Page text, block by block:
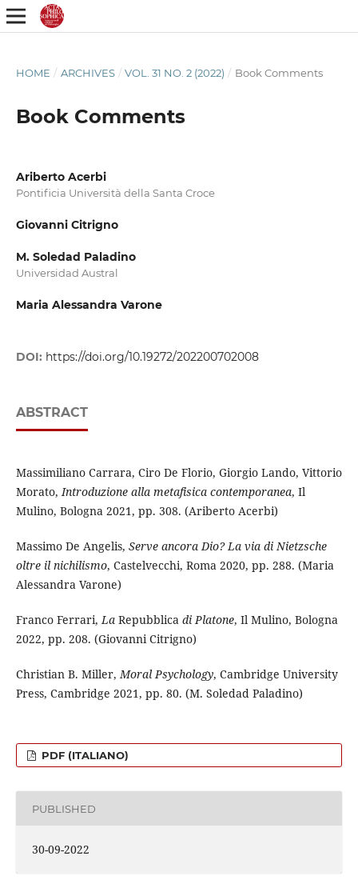
HOME / ARCHIVES / VOL. 31 NO. 2 (2022) / Book Comments
Book Comments
Ariberto Acerbi
Pontificia Università della Santa Croce
Giovanni Citrigno
M. Soledad Paladino
Universidad Austral
Maria Alessandra Varone
DOI: https://doi.org/10.19272/202200702008
ABSTRACT
Massimiliano Carrara, Ciro De Florio, Giorgio Lando, Vittorio
Morato,Introduzione alla metafisica contemporanea, Il
Mulino, Bologna 2021, pp. 308. (Ariberto Acerbi)
Massimo De Angelis, Serve ancora Dio? La via di Nietzsche
oltre il nichilismo, Castelvecchi, Roma 2020, pp. 288. (Maria
Alessandra Varone)
Franco Ferrari,La Repubblicadi Platone, Il Mulino, Bologna
2022, pp. 208. (Giovanni Citrigno)
Christian B. Miller,Moral Psychology, Cambridge University
Press, Cambridge 2021, pp. 80. (M. Soledad Paladino)
PDF (ITALIANO)
PUBLISHED
30-09-2022